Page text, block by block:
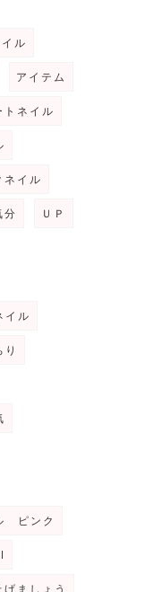
ル
アイテム
トネイル
ネイル
分 ＵＰ
イル
ピンク
げましょう